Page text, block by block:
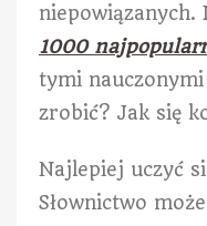
niepowiązanych.
1000
tymi nauczonymi
zrobić? Jak się
Najlepiej uczyć
Słownictwo